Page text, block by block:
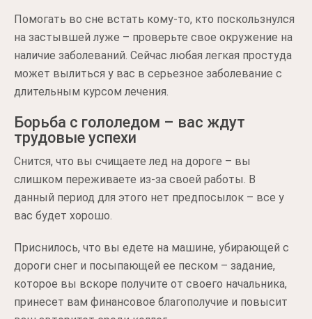
Помогать во сне встать кому-то, кто поскользнулся
на застывшей луже – проверьте свое окружение на
наличие заболеваний. Сейчас любая легкая простуда
может вылиться у вас в серьезное заболевание с
длительным курсом лечения.
Борьба с гололедом – вас ждут
трудовые успехи
Снится, что вы счищаете лед на дороге – вы
слишком переживаете из-за своей работы. В
данный период для этого нет предпосылок – все у
вас будет хорошо.
Приснилось, что вы едете на машине, убирающей с
дороги снег и посыпающей ее песком – задание,
которое вы вскоре получите от своего начальника,
принесет вам финансовое благополучие и повысит